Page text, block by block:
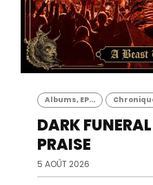
Albums, EP...
DARK
PRAISE
5 AOÛT 2026